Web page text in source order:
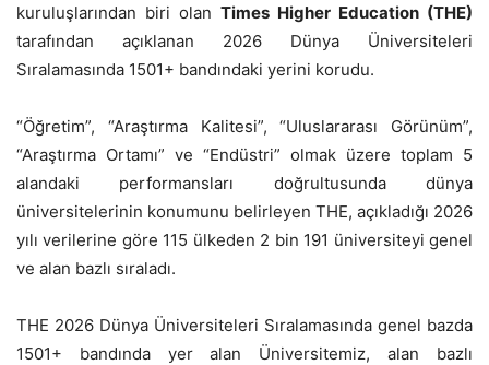
kuruluşlarından biri olan Times Higher Education (THE)
tarafından açıklanan 2026 Dünya Üniversiteleri
Sıralamasında 1501+ bandındaki yerini korudu.
“Öğretim”, “Araştırma Kalitesi”, “Uluslararası Görünüm”,
“Araştırma Ortamı” ve “Endüstri” olmak üzere toplam 5
alandaki performansları doğrultusunda dünya
üniversitelerinin konumunu belirleyen THE, açıkladığı 2026
yılı verilerine göre 115 ülkeden 2 bin 191 üniversiteyi genel
ve alan bazlı sıraladı.
THE 2026 Dünya Üniversiteleri Sıralamasında genel bazda
1501+ bandında yer alan Üniversitemiz, alan bazlı